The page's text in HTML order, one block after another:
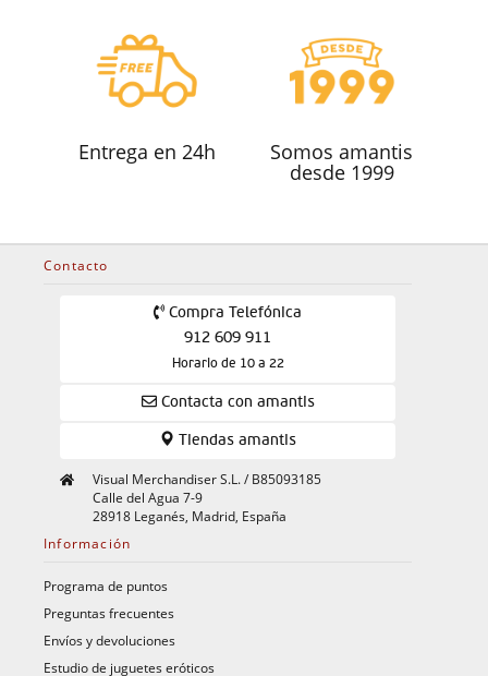
Entrega en 24h Somos amantis
desde 1999
Contacto
Compra Telefónica
912 609 911
Horario de 10 a 22
Contacta con amantis
Tiendas amantis
Visual Merchandiser S.L. / B85093185
Calle del Agua 7-9
28918 Leganés, Madrid, España
Información
Programa de puntos
Preguntas frecuentes
Envíos y devoluciones
Estudio de juguetes eróticos